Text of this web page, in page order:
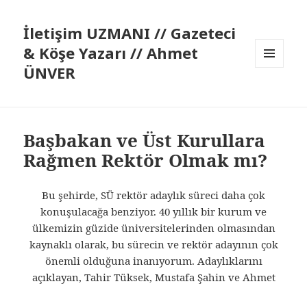
İletişim UZMANI // Gazeteci
& Köşe Yazarı // Ahmet
ÜNVER
Başbakan ve Üst Kurullara
Rağmen Rektör Olmak mı?
Bu şehirde, SÜ rektör adaylık süreci daha çok
konuşulacağa benziyor. 40 yıllık bir kurum ve
ülkemizin güzide üniversitelerinden olmasından
kaynaklı olarak, bu sürecin ve rektör adayının çok
önemli olduğuna inanıyorum. Adaylıklarını
açıklayan, Tahir Tüksek, Mustafa Şahin ve Ahmet